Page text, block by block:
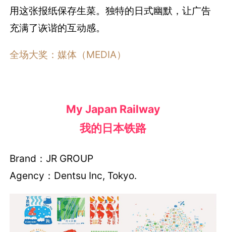
用这张报纸保存生菜。独特的日式幽默，让广告
充满了诙谐的互动感。
全场大奖：媒体（MEDIA）
My Japan Railway
我的日本铁路
Brand：JR GROUP
Agency：Dentsu Inc, Tokyo.